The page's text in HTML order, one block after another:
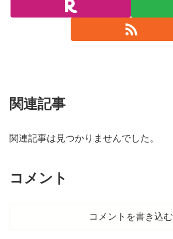
関連記事
関連記事は見つかりませんでした。
コメント
コメントを書き込む